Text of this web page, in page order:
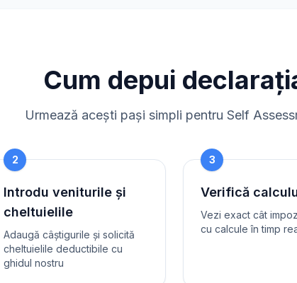
Cum depui
Urmează acești pași simpli pentru Self
2
Introdu veniturile și
cheltuielile
Adaugă câștigurile și solicită
cheltuielile deductibile cu
ghidul nostru
3
Verifică
Vezi exact cât
cu calcule în timp